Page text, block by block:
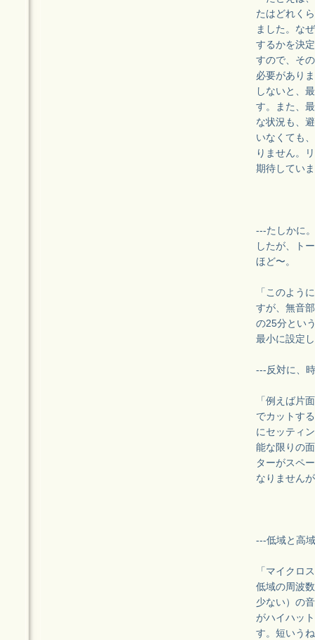
たはどれく
ました。な
するかを決
すので、そ
必要があり
しないと、
す。また、
な状況も、
いなくても
りません。
期待してい
---たしかに
したが、ト
ほど〜。
「このよう
すが、無音
の25分とい
最小に設定
---反対に、
「例えば片
でカットす
にセッティ
能な限りの
ターがスペ
なりません
---低域と高
「マイクロ
低域の周波
少ない）の
がハイハッ
す。短いう